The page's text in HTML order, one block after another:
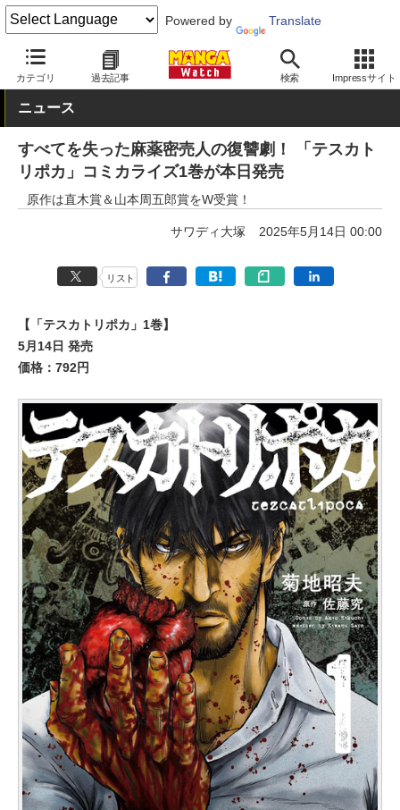
Powered by Translate
カテゴリ 過去記事 検索 Impressサイト
MANGA Watch 青年
ニュース
すべてを失った麻薬密売人の復讐劇！ 「テスカト
リポカ」コミカライズ1巻が本日発売
原作は直木賞＆山本周五郎賞をW受賞！
サワディ大塚 2025年5月14日 00:00
リスト
【「テスカトリポカ」1巻】
5月14日 発売
価格：792円